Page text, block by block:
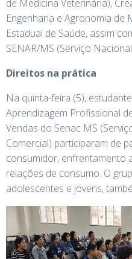
de Medicina Veterinária),
Engenharia e Agronomia de
Estadual de Saúde, assim
SENAR/MS (Serviço
Direitos na prática
Na quinta-feira (5),
Aprendizagem Profissional
Vendas do Senac MS
Comercial) participaram de
consumidor, enfrentamento
relações de consumo. O
adolescentes e jovens,